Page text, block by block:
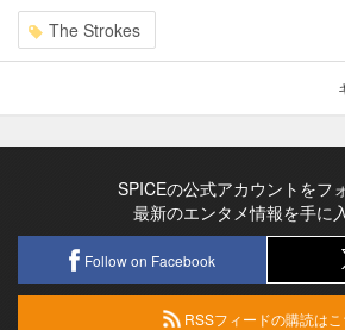
The Strokes
SPICEの公式アカウントをフ
最新のエンタメ情報を手に
Follow on Facebook
RSSフィードの購読はこ